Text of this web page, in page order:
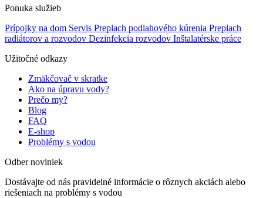
Ponuka služieb
Prípojky na dom Servis Preplach podlahového kúrenia Preplach
radiátorov a rozvodov Dezinfekcia rozvodov Inštalatérske práce
Užitočné odkazy
Zmäkčovač v skratke
Ako na úpravu vody?
Prečo my?
Blog
FAQ
E-shop
Problémy s vodou
Odber noviniek
Dostávajte od nás pravidelné informácie o rôznych akciách alebo
riešeniach na problémy s vodou